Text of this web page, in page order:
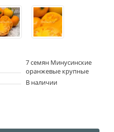
7 семян Минусинские
оранжевые крупные
В наличии